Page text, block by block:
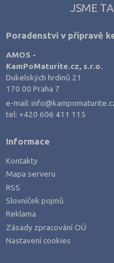
JSME
Poradenství v přípravě
AMOS -
KamPoMaturite.cz, s.r.o.
Dukelských hrdinů 21
170 00 Praha 7
e-mail:
tel: +420 606 411 115
Informace
Kontakty
Mapa serveru
RSS
Slovníček pojmů
Reklama
Zásady zpracování OÚ
Nastavení cookies